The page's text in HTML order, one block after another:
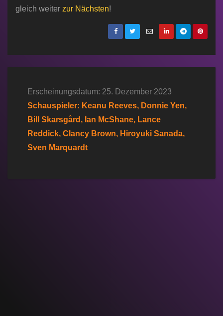
gleich weiter zur Nächsten!
Erscheinungsdatum: 25. Dezember 2023
Schauspieler: Keanu Reeves, Donnie Yen,
Bill Skarsgård, Ian McShane, Lance
Reddick, Clancy Brown, Hiroyuki Sanada,
Sven Marquardt